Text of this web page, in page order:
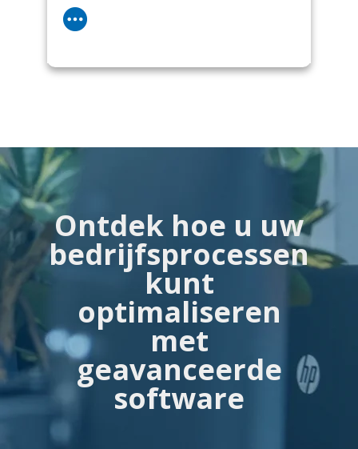
Ontdek hoe u uw
bedrijfsprocessen
kunt
optimaliseren
met
geavanceerde
software